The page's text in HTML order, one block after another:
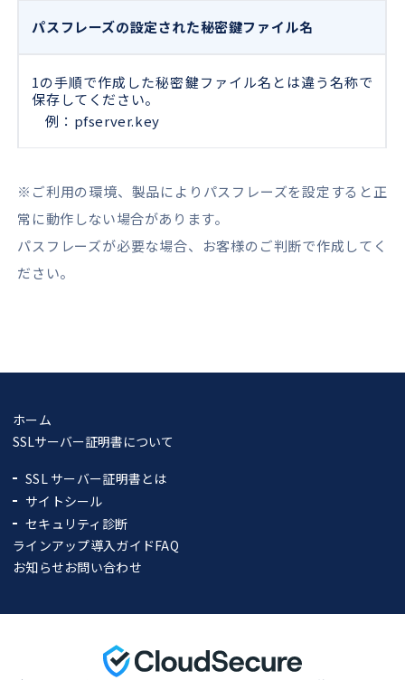
パスフレーズの設定された秘密鍵ファイル名
1の手順で作成した秘密鍵ファイル名とは違う名称で
保存してください。
例：pfserver.key
※ご利用の環境、製品によりパスフレーズを設定すると正
常に動作しない場合があります。
パスフレーズが必要な場合、お客様のご判断で作成してく
ださい。
ホーム
SSLサーバー証明書について
SSL サーバー証明書とは
サイトシール
セキュリティ診断
ラインアップ導入ガイドFAQ
お知らせお問い合わせ